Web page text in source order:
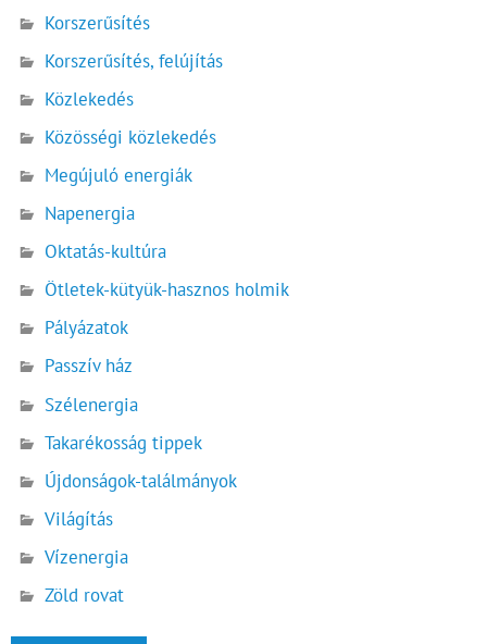
Korszerűsítés
Korszerűsítés, felújítás
Közlekedés
Közösségi közlekedés
Megújuló energiák
Napenergia
Oktatás-kultúra
Ötletek-kütyük-hasznos holmik
Pályázatok
Passzív ház
Szélenergia
Takarékosság tippek
Újdonságok-találmányok
Világítás
Vízenergia
Zöld rovat